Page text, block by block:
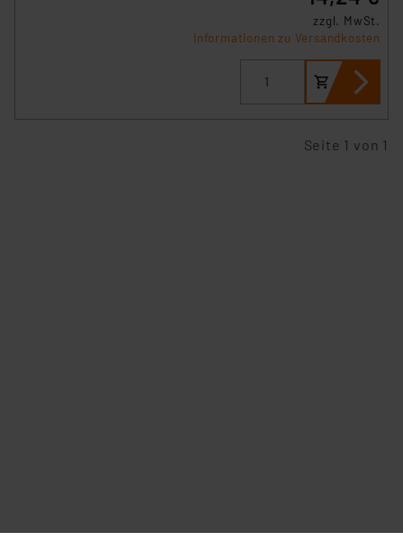
zzgl. MwSt.
Informationen zu Versandkosten
Seite 1 von 1